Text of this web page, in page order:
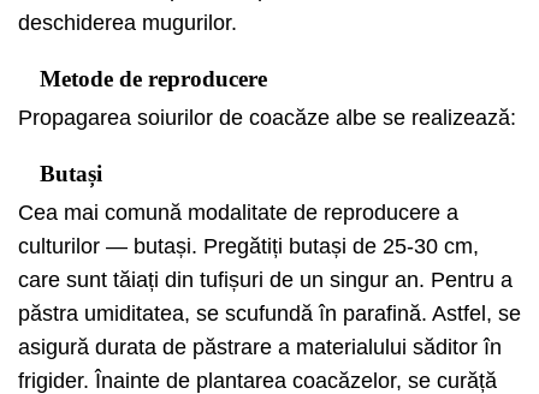
deschiderea mugurilor.
Metode de reproducere
Propagarea soiurilor de coacăze albe se realizează:
Butași
Cea mai comună modalitate de reproducere a
culturilor — butași. Pregătiți butași de 25-30 cm,
care sunt tăiați din tufișuri de un singur an. Pentru a
păstra umiditatea, se scufundă în parafină. Astfel, se
asigură durata de păstrare a materialului săditor în
frigider. Înainte de plantarea coacăzelor, se curăță